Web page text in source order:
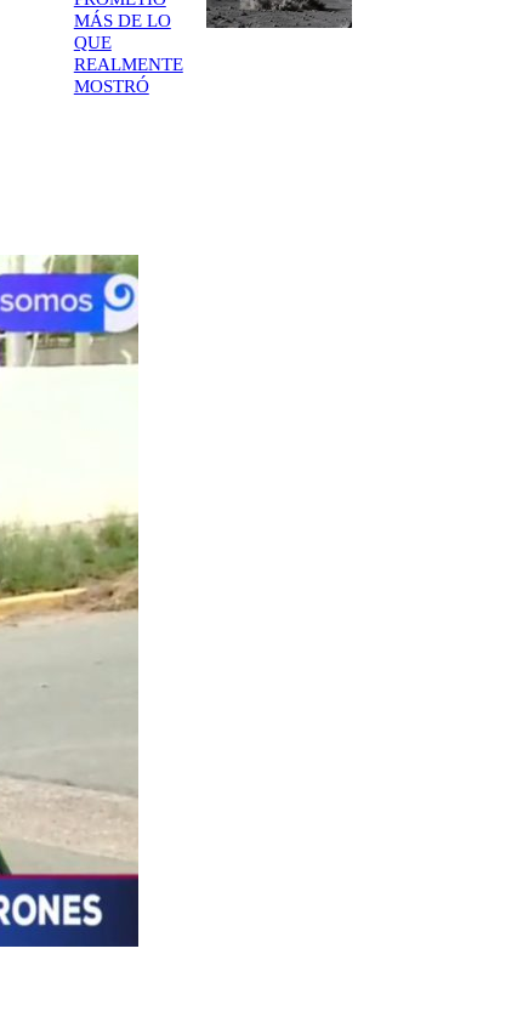
MÁS DE LO
QUE
REALMENTE
MOSTRÓ